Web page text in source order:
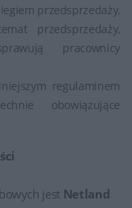
przedsprzedaży,
przedsprzedaży,
pracownicy
regulaminem
obowiązujące
jest Netland